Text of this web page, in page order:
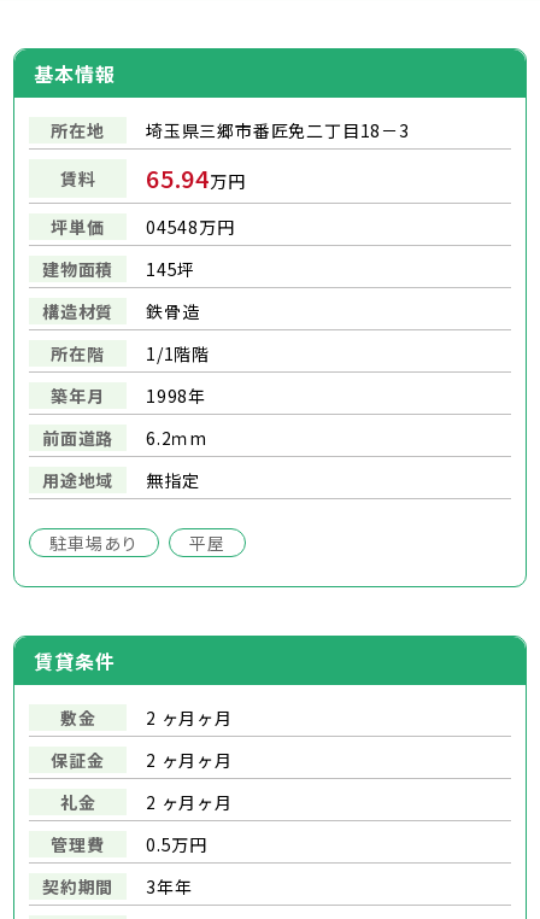
基本情報
所在地
埼玉県三郷市番匠免二丁目18－3
賃料
65.94万円
坪単価
04548万円
建物面積
145坪
構造材質
鉄骨造
所在階
1/1階階
築年月
1998年
前面道路
6.2ｍm
用途地域
無指定
駐車場あり 平屋
賃貸条件
敷金
2 ヶ月ヶ月
保証金
2 ヶ月ヶ月
礼金
2 ヶ月ヶ月
管理費
0.5万円
契約期間
3年年